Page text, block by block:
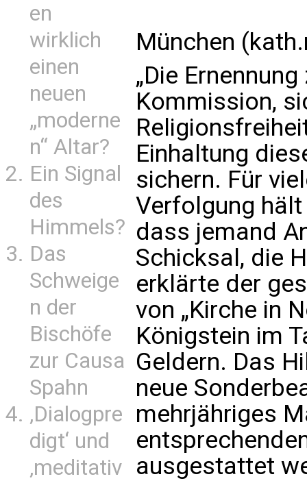
en
wirklich
einen
neuen
„moderne
n“ Altar?
Ein Signal
des
Himmels?
Das
Schweige
n der
Bischöfe
zur Causa
Spahn
‚Dialogpre
digt‘ und
‚meditativ
München
„Die
Kommission,
Einhaltung
sichern. Für
Verfolgung
dass jemand
Schicksal, die
erklärte der
von „Kirche in
Königstein im
Geldern. Das
neue
mehrjähriges
ausgestattet